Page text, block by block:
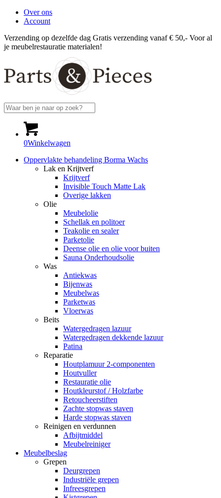
Over ons
Account
Verzending op dezelfde dag Gratis verzending vanaf € 50,- Voor al
je meubelrestauratie materialen!
0Winkelwagen
Oppervlakte behandeling Borma Wachs
Lak en Krijtverf
Krijtverf
Invisible Touch Matte Lak
Overige lakken
Olie
Meubelolie
Schellak en politoer
Teakolie en sealer
Parketolie
Deense olie en olie voor buiten
Sauna Onderhoudsolie
Was
Antiekwas
Bijenwas
Meubelwas
Parketwas
Vloerwas
Beits
Watergedragen lazuur
Watergedragen dekkende lazuur
Patina
Reparatie
Houtplamuur 2-componenten
Houtvuller
Restauratie olie
Houtkleurstof / Holzfarbe
Retoucheerstiften
Zachte stopwas staven
Harde stopwas staven
Reinigen en verdunnen
Afbijtmiddel
Meubelreiniger
Meubelbeslag
Grepen
Deurgrepen
Industriële grepen
Infreesgrepen